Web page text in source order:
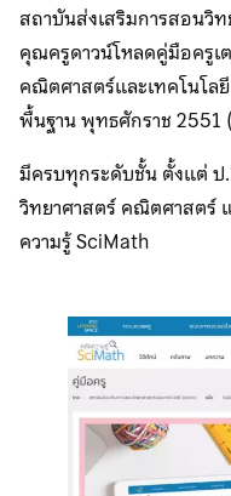
สถาบันส่งเสริมการสอนวิ
คุณครูดาวน์โหลดคู่มือครูเ
คณิตศาสตร์และเทคโนโล
พื้นฐาน พุทธศักราช 2551
มีครบทุกระดับชั้น ตั้งแต่ ป
วิทยาศาสตร์ คณิตศาสตร์
ความรู้ SciMath